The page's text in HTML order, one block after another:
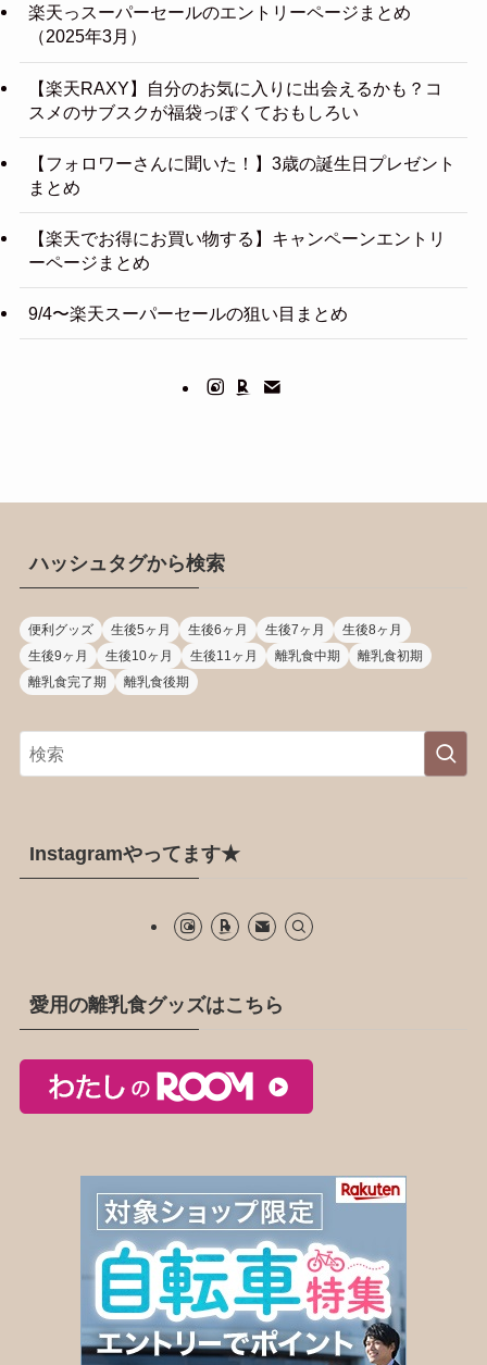
楽天っスーパーセールのエントリーページまとめ
（2025年3月）
【楽天RAXY】自分のお気に入りに出会えるかも？コ
スメのサブスクが福袋っぽくておもしろい
【フォロワーさんに聞いた！】3歳の誕生日プレゼント
まとめ
【楽天でお得にお買い物する】キャンペーンエントリ
ーページまとめ
9/4〜楽天スーパーセールの狙い目まとめ
ハッシュタグから検索
便利グッズ 生後5ヶ月 生後6ヶ月 生後7ヶ月
生後8ヶ月
生後9ヶ月
生後10ヶ月 生後11ヶ月 離乳食中期
離乳食初期
離乳食完了期
離乳食後期
Instagramやってます★
愛用の離乳食グッズはこちら